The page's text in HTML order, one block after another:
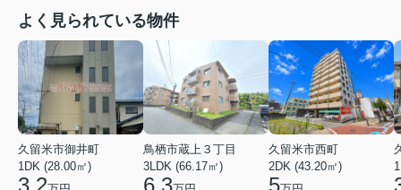
よく見られている物件
久留米市御井町
1DK (28.00㎡)
鳥栖市蔵上３丁目
3LDK (66.17㎡)
久留米市西町
2DK (43.20㎡)